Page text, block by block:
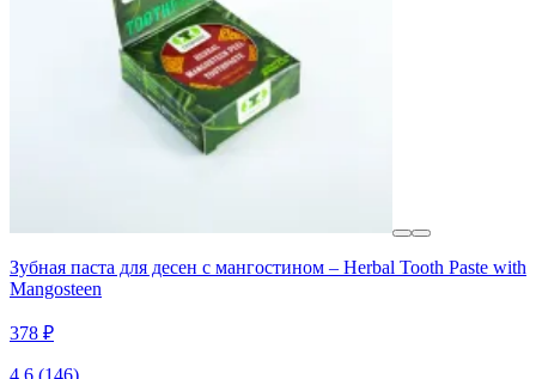
Зубная паста для десен с мангостином – Herbal Tooth Paste with
Mangosteen
378 ₽